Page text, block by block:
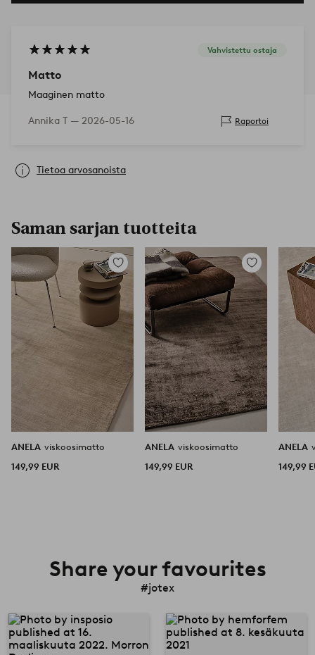
Vahvistettu ostaja
Matto
Maaginen matto
Annika T — 2026-05-16 Raportoi
Tietoa arvosanoista
Saman sarjan tuotteita
Lisää
suosikkeihin
ANELA viskoosimatto
149,99 EUR
Lisää
suosikkeihin
ANELA viskoosimatto
149,99 EUR
ANELA
149,99
Share your favourites
#jotex